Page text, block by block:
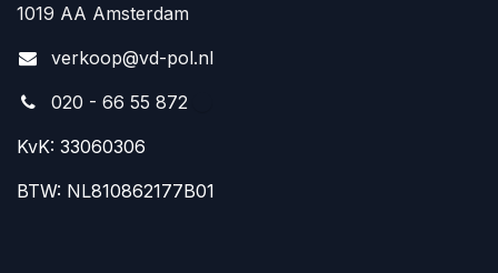
1019 AA Amsterdam
verkoop@vd-pol.nl
020 - 66 55 872
KvK: 33060306
BTW: NL810862177B01